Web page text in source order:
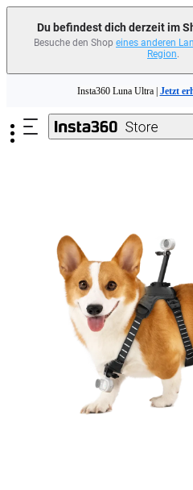
Du befindest dich derzeit im
Besuche den Shop eines anderen
Region.
Insta360 Luna Ultra | Jetzt
Tausche dein altes Gerät ein und